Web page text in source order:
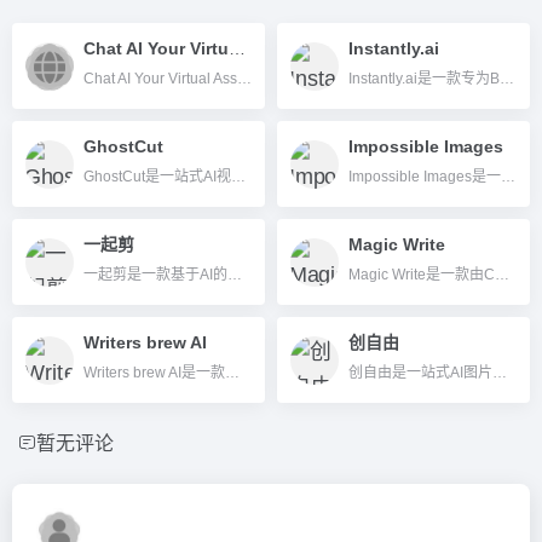
Chat AI Your Virtual Assistant是一款多角色、支持多语言的智能聊天助手，适用于日常对话、写作辅助、翻译等多场景。
Instantly.ai
Instantly.ai是一款专为B2B市场与销售团队打造的全自动冷邮件外联与线索管理平台，集成AI文案、CRM及邮件可达性优化，助力高效获客和销售转化。
GhostCut
GhostCut是一站式AI视频本地化和编辑平台，支持自动翻译、配音、字幕处理及去水印等多功能，助力内容快速全球分发。
Impossible Images
Impossible Images是一款基于AI的图片生成和图库平台，支持文本生成创意图片且允许用户买卖AI作品。
一起剪
一起剪是一款基于AI的短视频自动生成与分发平台，可实现图文转视频、智能脚本、自动配音、一键多平台发布，适合自媒体、企业、教育机构高效生产短视频。
Magic Write
Magic Write是一款由Canva推出的AI写作助手，帮助用户高效生成高质量文本内容，支持多种文体和场景。
Writers brew AI
Writers brew AI是一款专为macOS设计的AI写作助手，支持OpenAI API，提供高效写作、翻译、摘要、OCR图片转文字等多功能，买断制价格极低。
创自由
创自由是一站式AI图片及商品图自动生成平台，支持AI作图、虚拟换模和智能文案，助力电商与内容行业高效出图。
暂无评论